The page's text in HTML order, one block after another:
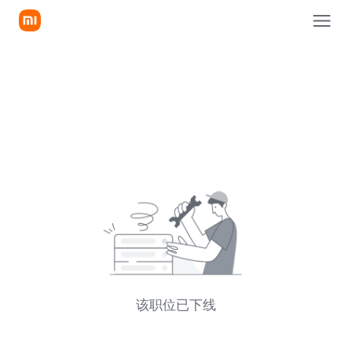
该职位已下线